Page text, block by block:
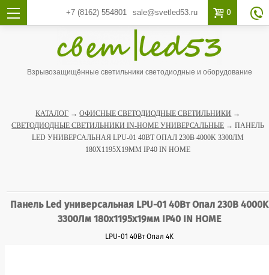
+7 (8162)554801 sale@svetled53.ru  0 
Взрывозащищённые светильники светодиодные и оборудование
КАТАЛОГ →ОФИСНЫЕ СВЕТОДИОДНЫЕ СВЕТИЛЬНИКИ →
СВЕТОДИОДНЫЕ СВЕТИЛЬНИКИ IN-HOME УНИВЕРСАЛЬНЫЕ → ПАНЕЛЬ
LED УНИВЕРСАЛЬНАЯ LPU-01 40ВТ ОПАЛ 230В 4000K 3300ЛМ
180Х1195Х19ММ IP40 IN HOME
Панель Led универсальная LPU-01 40Вт Опал 230В 4000K
3300Лм 180х1195х19мм IP40 IN HOME
LPU-01 40Вт Опал 4K